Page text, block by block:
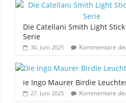
Die Catellani Smith Light
Serie
30. Juni 2025 Kommentare
ie Ingo Maurer Birdie
27. Juni 2025 Kommentare